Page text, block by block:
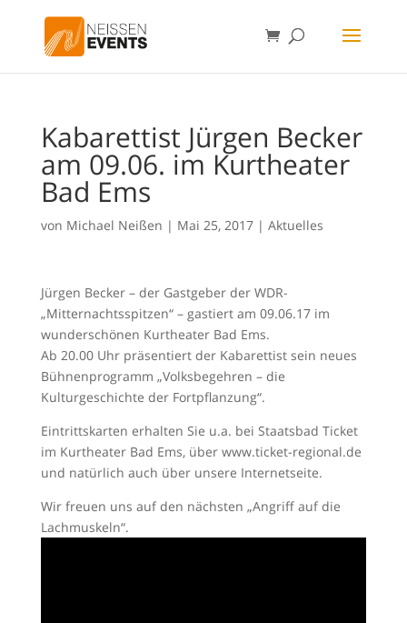
Kabarettist Jürgen Becker
am 09.06. im Kurtheater
Bad Ems
von Michael Neißen | Mai 25, 2017| Aktuelles
Jürgen Becker – der Gastgeber der WDR-
„Mitternachtsspitzen“ – gastiert am 09.06.17 im
wunderschönen Kurtheater Bad Ems.
Ab 20.00 Uhr präsentiert der Kabarettist sein neues
Bühnenprogramm „Volksbegehren – die
Kulturgeschichte der Fortpflanzung“.
Eintrittskarten erhalten Sie u.a. bei Staatsbad Ticket
im Kurtheater Bad Ems, über www.ticket-regional.de
und natürlich auch über unsere Internetseite.
Wir freuen uns auf den nächsten „Angriff auf die
Lachmuskeln“.